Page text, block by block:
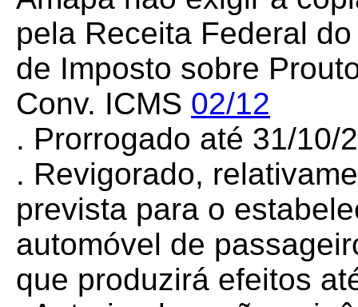
pela Receita Federal
de Imposto sobre
Conv. ICMS 02/12
. Prorrogado até 31/
. Revigorado,
prevista para o
automóvel de
que produzirá efeitos